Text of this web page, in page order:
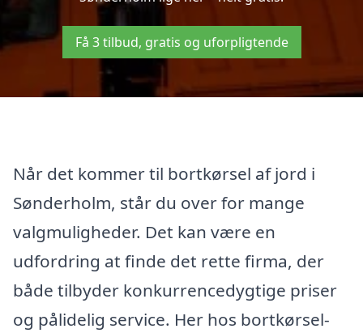
Få 3 tilbud, gratis og uforpligtende
Når det kommer til bortkørsel af jord i
Sønderholm, står du over for mange
valgmuligheder. Det kan være en
udfordring at finde det rette firma, der
både tilbyder konkurrencedygtige priser
og pålidelig service. Her hos bortkørsel-